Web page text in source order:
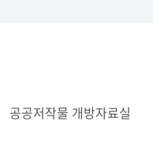
공공저작물 개방자료실